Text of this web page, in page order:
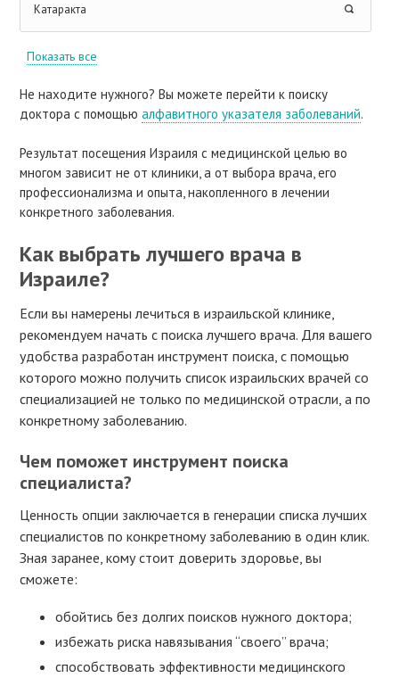
Катаракта
Показать все
Не находите нужного? Вы можете перейти к поиску
доктора с помощьюалфавитного указателя заболеваний.
Результат посещения Израиля с медицинской целью во
многом зависит не от клиники, а от выбора врача, его
профессионализма и опыта, накопленного в лечении
конкретного заболевания.
Как выбрать лучшего врача в
Израиле?
Если вы намерены лечиться в израильской клинике,
рекомендуем начать с поиска лучшего врача. Для вашего
удобства разработан инструмент поиска, с помощью
которого можно получить список израильских врачей со
специализацией не только по медицинской отрасли, а по
конкретному заболеванию.
Чем поможет инструмент поиска
специалиста?
Ценность опции заключается в генерации списка лучших
специалистов по конкретному заболеванию в один клик.
Зная заранее, кому стоит доверить здоровье, вы
сможете:
обойтись без долгих поисков нужного доктора;
избежать риска навязывания “своего” врача;
способствовать эффективности медицинского